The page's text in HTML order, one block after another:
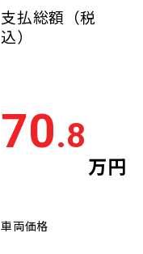
支払総額 （税
込）
70.8
万円
車両価格